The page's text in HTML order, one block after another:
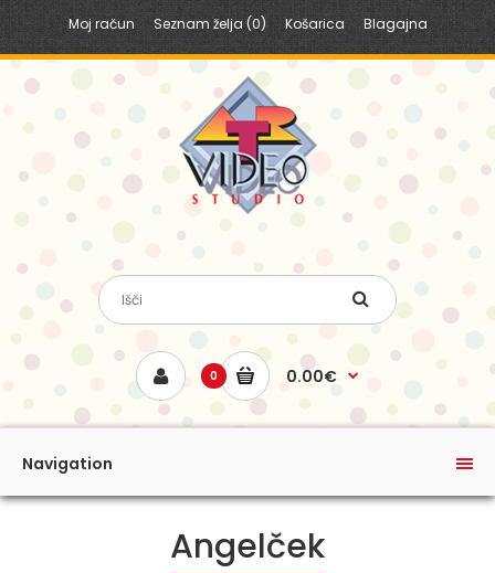
Moj račun Seznam želja (0) Košarica Blagajna
0 0.00€
Navigation
Angelček